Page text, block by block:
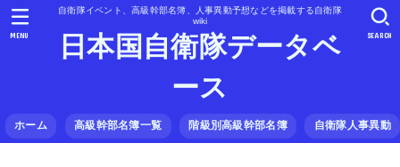
自衛隊イベント、高級幹部名簿、人事異動予想などを掲載する自衛隊
wiki
日本国自衛隊データベ
ース
ホーム 高級幹部名簿一覧 階級別高級幹部名簿 自衛隊人事異動
SEARCH
MENU